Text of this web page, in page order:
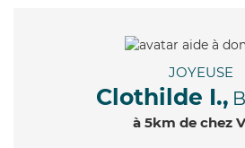
JOYEUSE
Clothilde I.,
à 5km de chez